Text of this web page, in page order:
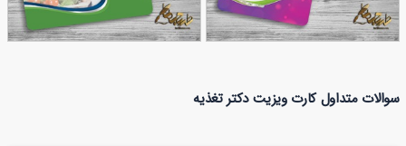
کارشناس تغذیه
سوالات متداول کارت ویزیت دکتر تغذیه